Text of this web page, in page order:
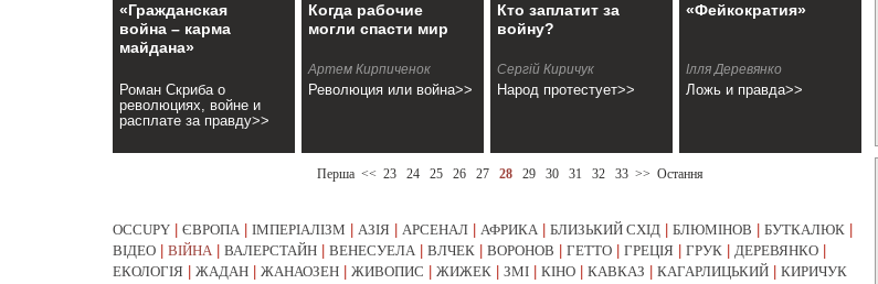
«Гражданская
война – карма
майдана»
Роман Скриба о
революциях, войне и
расплате за правду>>
Когда рабочие
могли спасти мир
Артем Кирпиченок
Революция или война>>
Кто заплатит за
войну?
Сергій Киричук
Народ протестует>>
«Фейкократия»
Ілля Деревянко
Ложь и правда>>
Перша << 23 24 25 26 27 28 29 30 31 32 33 >> Остання
OCCUPY ЄВРОПА ІМПЕРІАЛІЗМ АЗІЯ АРСЕНАЛ АФРИКА БЛИЗЬКИЙ СХІД БЛЮМІНОВ БУТКАЛЮК
ВІДЕО
ВІЙНА ВАЛЕРСТАЙН ВЕНЕСУЕЛА ВЛЧЕК ВОРОНОВ ГЕТТО ГРЕЦІЯ ГРУК ДЕРЕВЯНКО
ЕКОЛОГІЯ
ЖАДАН ЖАНАОЗЕН ЖИВОПИС ЖИЖЕК ЗМІ КІНО КАВКАЗ КАГАРЛИЦЬКИЙ КИРИЧУК